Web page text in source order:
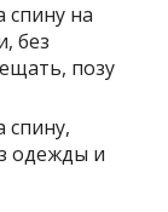
спину на
без
позу
спину,
одежды и